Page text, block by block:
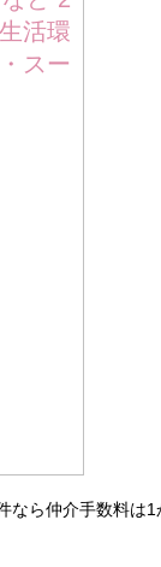
ら仲介手数料は1